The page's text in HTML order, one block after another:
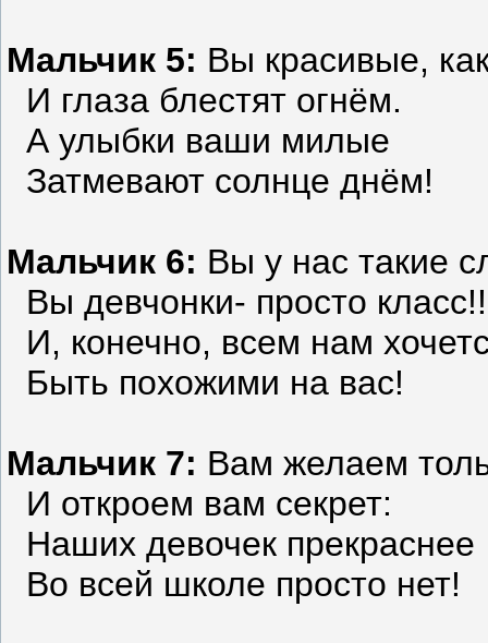
Мальчик 5: Вы красивые,
И глаза блестят огнём.
А улыбки ваши милые
Затмевают солнце днём!
Мальчик 6: Вы у нас такие
Вы девчонки- просто
И, конечно, всем нам
Быть похожими на вас!
Мальчик 7: Вам желаем
И откроем вам секрет:
Наших девочек прекраснее
Во всей школе просто нет!